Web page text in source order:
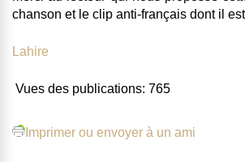
chanson et le clip anti-français dont il
Lahire
Vues des publications: 765
Imprimer ou envoyer à un ami